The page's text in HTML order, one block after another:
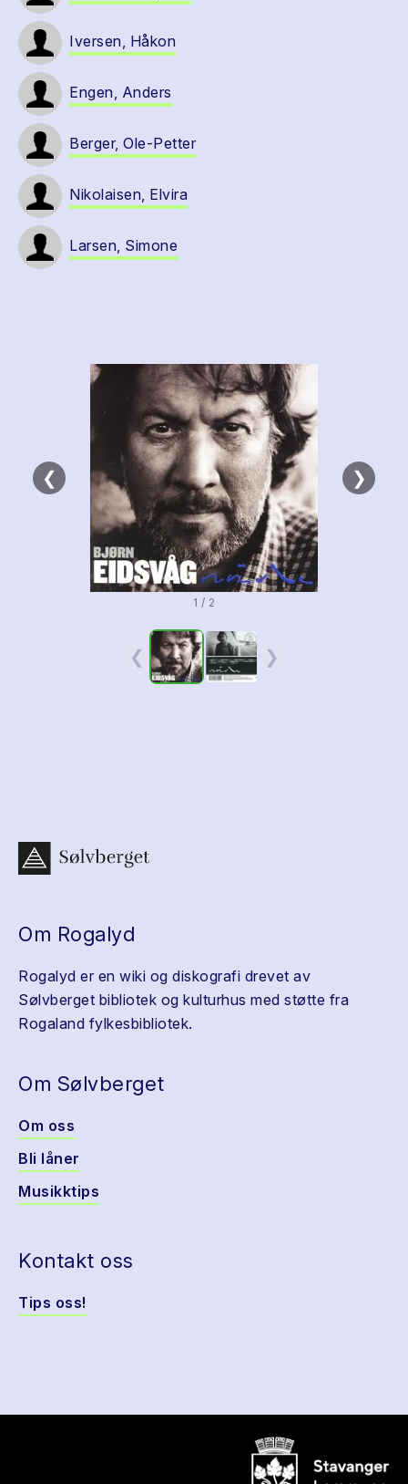
Iversen, Håkon
Engen, Anders
Berger, Ole-Petter
Nikolaisen, Elvira
Larsen, Simone
❮ ❯
1 / 2
❮ ❯
Om Rogalyd
Rogalyd er en wiki og diskografi drevet av
Sølvberget bibliotek og kulturhus med støtte fra
Rogaland fylkesbibliotek.
Om Sølvberget
Om oss
Bli låner
Musikktips
Kontakt oss
Tips oss!